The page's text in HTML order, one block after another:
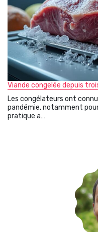
Viande congelée depuis
Les congélateurs ont
pandémie, notamment
pratique a…